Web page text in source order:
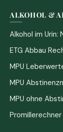
ALKOHOL &
Alkohol im Urin:
ETG Abbau
MPU
MPU
MPU ohne
Promillerechner